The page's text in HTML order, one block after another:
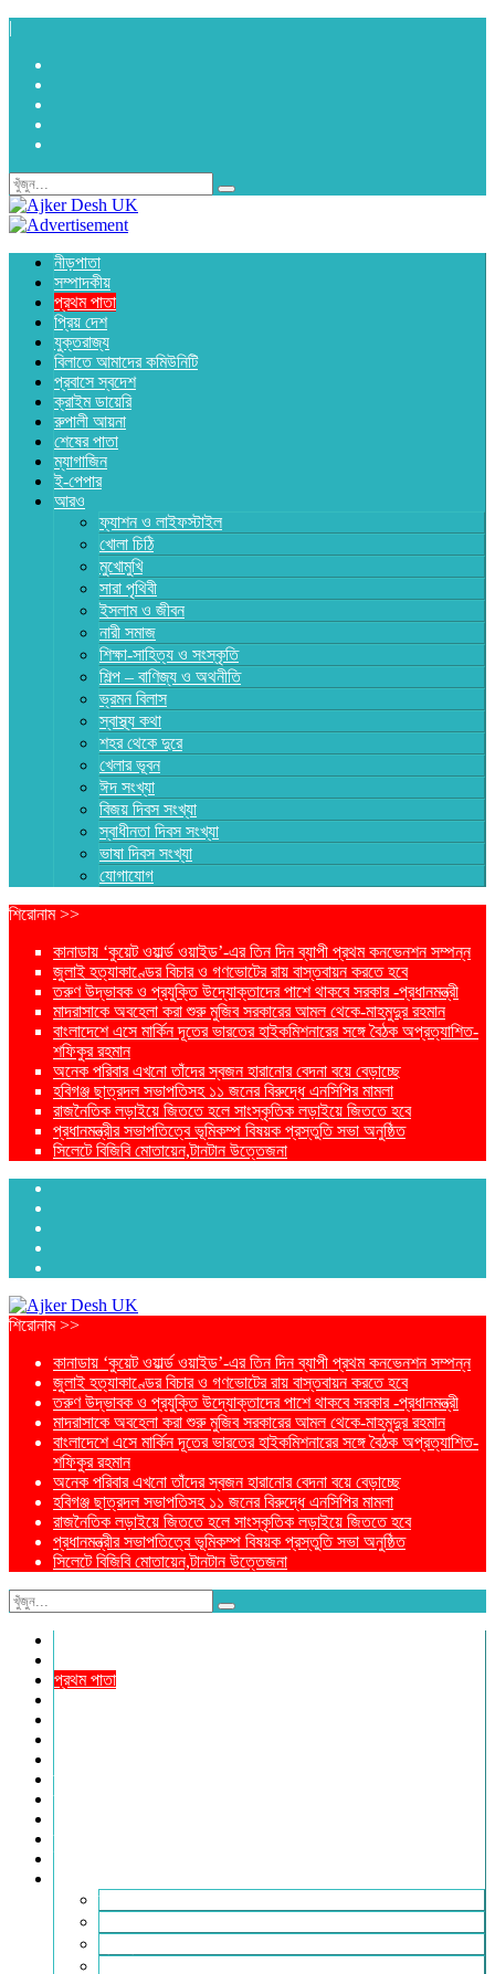
|
নীড়পাতা
সম্পাদকীয়
প্রথম পাতা
প্রিয় দেশ
যুক্তরাজ্য
বিলাতে আমাদের কমিউনিটি
প্রবাসে স্বদেশ
ক্রাইম ডায়েরি
রুপালী আয়না
শেষের পাতা
ম্যাগাজিন
ই-পেপার
আরও
ফ্যাশন ও লাইফস্টাইল
খোলা চিঠি
মুখোমুখি
সারা পৃথিবী
ইসলাম ও জীবন
নারী সমাজ
শিক্ষা-সাহিত্য ও সংস্কৃতি
শিল্প – বাণিজ্য ও অথনীতি
ভ্রমন বিলাস
স্বাস্থ্য কথা
শহর থেকে দুরে
খেলার ভূবন
ঈদ সংখ্যা
বিজয় দিবস সংখ্যা
স্বাধীনতা দিবস সংখ্যা
ভাষা দিবস সংখ্যা
যোগাযোগ
শিরোনাম >>
কানাডায় ‘কুয়েট ওয়ার্ল্ড ওয়াইড’-এর তিন দিন ব্যাপী প্রথম কনভেনশন সম্পন্ন
জুলাই হত্যাকাণ্ডের বিচার ও গণভোটের রায় বাস্তবায়ন করতে হবে
তরুণ উদ্ভাবক ও প্রযুক্তি উদ্যোক্তাদের পাশে থাকবে সরকার -প্রধানমন্ত্রী
মাদরাসাকে অবহেলা করা শুরু মুজিব সরকারের আমল থেকে-মাহমুদুর রহমান
বাংলাদেশে এসে মার্কিন দূতের ভারতের হাইকমিশনারের সঙ্গে বৈঠক অপ্রত্যাশিত-
শফিকুর রহমান
অনেক পরিবার এখনো তাঁদের স্বজন হারানোর বেদনা বয়ে বেড়াচ্ছে
হবিগঞ্জ ছাত্রদল সভাপতিসহ ১১ জনের বিরুদ্ধে এনসিপির মামলা
রাজনৈতিক লড়াইয়ে জিততে হলে সাংস্কৃতিক লড়াইয়ে জিততে হবে
প্রধানমন্ত্রীর সভাপতিত্বে ভূমিকম্প বিষয়ক প্রস্তুতি সভা অনুষ্ঠিত
সিলেটে বিজিবি মোতায়েন,টানটান উত্তেজনা
শিরোনাম >>
কানাডায় ‘কুয়েট ওয়ার্ল্ড ওয়াইড’-এর তিন দিন ব্যাপী প্রথম কনভেনশন সম্পন্ন
জুলাই হত্যাকাণ্ডের বিচার ও গণভোটের রায় বাস্তবায়ন করতে হবে
তরুণ উদ্ভাবক ও প্রযুক্তি উদ্যোক্তাদের পাশে থাকবে সরকার -প্রধানমন্ত্রী
মাদরাসাকে অবহেলা করা শুরু মুজিব সরকারের আমল থেকে-মাহমুদুর রহমান
বাংলাদেশে এসে মার্কিন দূতের ভারতের হাইকমিশনারের সঙ্গে বৈঠক অপ্রত্যাশিত-
শফিকুর রহমান
অনেক পরিবার এখনো তাঁদের স্বজন হারানোর বেদনা বয়ে বেড়াচ্ছে
হবিগঞ্জ ছাত্রদল সভাপতিসহ ১১ জনের বিরুদ্ধে এনসিপির মামলা
রাজনৈতিক লড়াইয়ে জিততে হলে সাংস্কৃতিক লড়াইয়ে জিততে হবে
প্রধানমন্ত্রীর সভাপতিত্বে ভূমিকম্প বিষয়ক প্রস্তুতি সভা অনুষ্ঠিত
সিলেটে বিজিবি মোতায়েন,টানটান উত্তেজনা
প্রথম পাতা